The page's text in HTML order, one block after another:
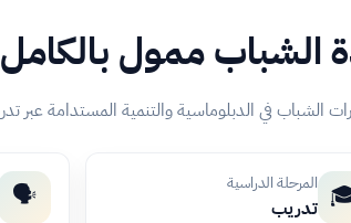
الشباب ممول بالكامل
المرحلة الدراسية
تدريب 🗣️